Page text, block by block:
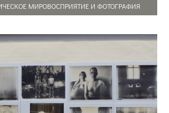
МИРОВОСПРИЯТИЕ И ФОТОГРАФИЯ